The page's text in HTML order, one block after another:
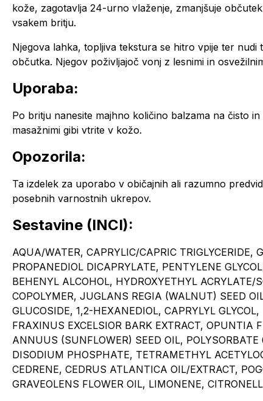
kože, zagotavlja 24-urno vlaženje, zmanjšuje
vsakem britju.
Njegova lahka, topljiva tekstura se hitro vpije ter nudi
občutka. Njegov poživljajoč vonj z lesnimi in
Uporaba:
Po britju nanesite majhno količino balzama na čisto
masažnimi gibi vtrite v kožo.
Opozorila:
Ta izdelek za uporabo v običajnih ali razumno
posebnih varnostnih ukrepov.
Sestavine (INCI):
AQUA/WATER, CAPRYLIC/CAPRIC TRIGLYCERIDE,
PROPANEDIOL DICAPRYLATE, PENTYLENE
BEHENYL ALCOHOL, HYDROXYETHYL
COPOLYMER, JUGLANS REGIA (WALNUT) SEED
GLUCOSIDE, 1,2-HEXANEDIOL, CAPRYLYL
FRAXINUS EXCELSIOR BARK EXTRACT,
ANNUUS (SUNFLOWER) SEED OIL,
DISODIUM PHOSPHATE, TETRAMETHYL
CEDRENE, CEDRUS ATLANTICA OIL/EXTRACT,
GRAVEOLENS FLOWER OIL, LIMONENE,